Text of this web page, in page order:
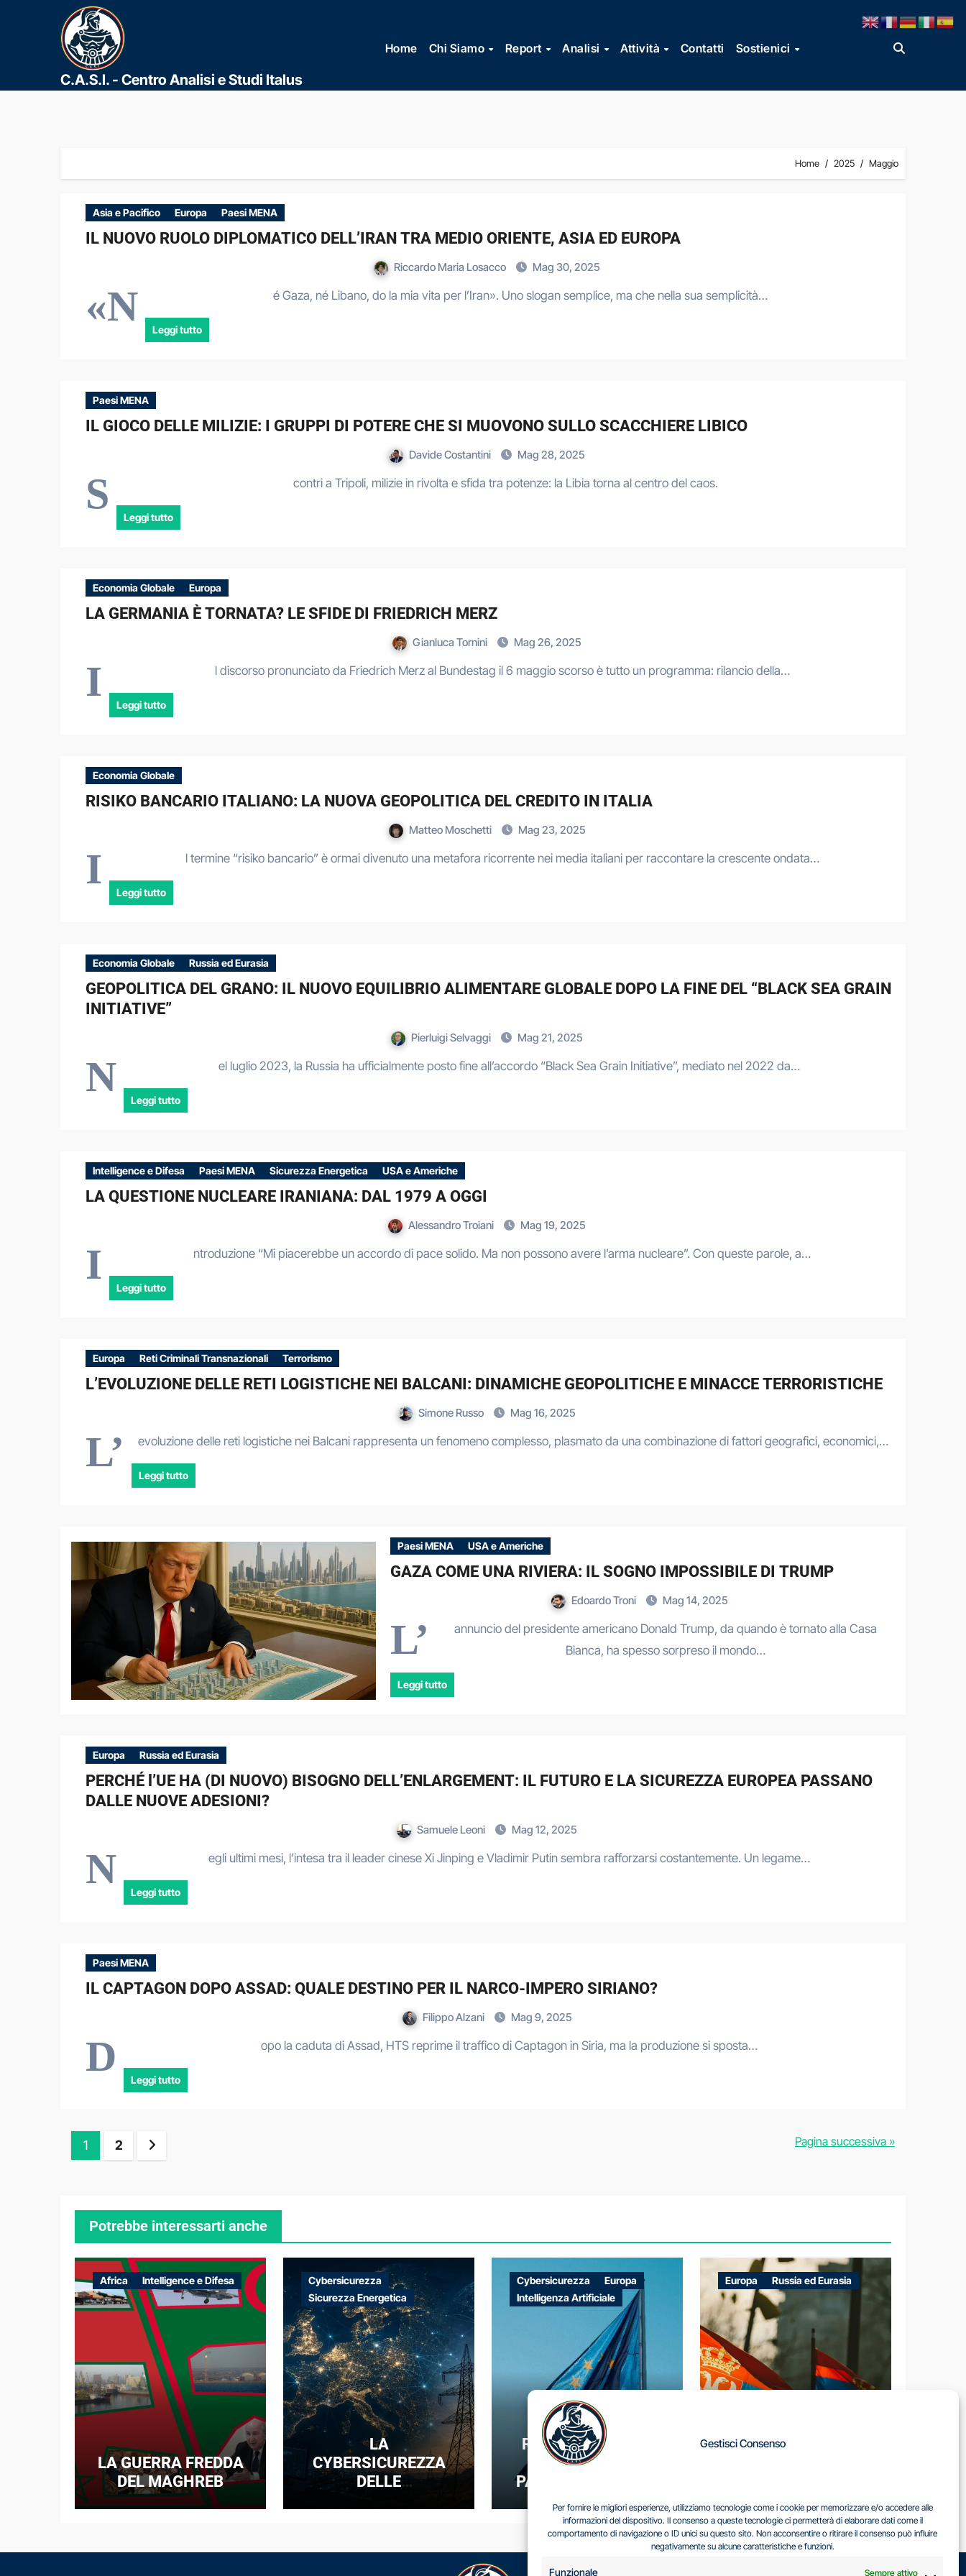
Gestisci Consenso
Per fornire le migliori esperienze, utilizziamo tecnologie come i cookie per memorizzare e/o accedere alle
informazioni del dispositivo. Il consenso a queste tecnologie ci permetterà di elaborare dati come il
comportamento di navigazione o ID unici su questo sito. Non acconsentire o ritirare il consenso può influire
negativamente su alcune caratteristiche e funzioni.
Funzionale Sempre attivo
contenuto
C.A.S.I. - Centro Analisi e Studi Italus
Home Chi Siamo Report Analisi Attività Contatti Sostienici
Home 2025 Maggio
Asia e Pacifico Europa Paesi MENA
IL NUOVO RUOLO DIPLOMATICO DELL’IRAN TRA MEDIO ORIENTE, ASIA ED EUROPA
Riccardo Maria Losacco Mag 30, 2025
«N é Gaza, né Libano, do la mia vita per l’Iran». Uno slogan semplice, ma che nella sua semplicità…
Leggi tutto
Paesi MENA
IL GIOCO DELLE MILIZIE: I GRUPPI DI POTERE CHE SI MUOVONO SULLO SCACCHIERE LIBICO
Davide Costantini Mag 28, 2025
S contri a Tripoli, milizie in rivolta e sfida tra potenze: la Libia torna al centro del caos.
Leggi tutto
Economia Globale Europa
LA GERMANIA È TORNATA? LE SFIDE DI FRIEDRICH MERZ
Gianluca Tornini Mag 26, 2025
I l discorso pronunciato da Friedrich Merz al Bundestag il 6 maggio scorso è tutto un programma: rilancio della…
Leggi tutto
Economia Globale
RISIKO BANCARIO ITALIANO: LA NUOVA GEOPOLITICA DEL CREDITO IN ITALIA
Matteo Moschetti Mag 23, 2025
I l termine “risiko bancario” è ormai divenuto una metafora ricorrente nei media italiani per raccontare la crescente ondata…
Leggi tutto
Economia Globale Russia ed Eurasia
GEOPOLITICA DEL GRANO: IL NUOVO EQUILIBRIO ALIMENTARE GLOBALE DOPO LA FINE DEL “BLACK SEA GRAIN
INITIATIVE”
Pierluigi Selvaggi Mag 21, 2025
N el luglio 2023, la Russia ha ufficialmente posto fine all’accordo “Black Sea Grain Initiative”, mediato nel 2022 da…
Leggi tutto
Intelligence e Difesa Paesi MENA Sicurezza Energetica USA e Americhe
LA QUESTIONE NUCLEARE IRANIANA: DAL 1979 A OGGI
Alessandro Troiani Mag 19, 2025
I ntroduzione “Mi piacerebbe un accordo di pace solido. Ma non possono avere l’arma nucleare”. Con queste parole, a…
Leggi tutto
Europa Reti Criminali Transnazionali Terrorismo
L’EVOLUZIONE DELLE RETI LOGISTICHE NEI BALCANI: DINAMICHE GEOPOLITICHE E MINACCE TERRORISTICHE
Simone Russo Mag 16, 2025
L’ evoluzione delle reti logistiche nei Balcani rappresenta un fenomeno complesso, plasmato da una combinazione di fattori geografici, economici,…
Leggi tutto
Paesi MENA USA e Americhe
GAZA COME UNA RIVIERA: IL SOGNO IMPOSSIBILE DI TRUMP
Edoardo Troni Mag 14, 2025
L’
annuncio del presidente americano Donald Trump, da quando è tornato alla Casa
Bianca, ha spesso sorpreso il mondo…
Leggi tutto
Europa Russia ed Eurasia
PERCHÉ l’UE HA (DI NUOVO) BISOGNO DELL’ENLARGEMENT: IL FUTURO E LA SICUREZZA EUROPEA PASSANO
DALLE NUOVE ADESIONI?
Samuele Leoni Mag 12, 2025
N egli ultimi mesi, l’intesa tra il leader cinese Xi Jinping e Vladimir Putin sembra rafforzarsi costantemente. Un legame…
Leggi tutto
Paesi MENA
IL CAPTAGON DOPO ASSAD: QUALE DESTINO PER IL NARCO-IMPERO SIRIANO?
Filippo Alzani Mag 9, 2025
D opo la caduta di Assad, HTS reprime il traffico di Captagon in Siria, ma la produzione si sposta…
Leggi tutto
Paginazione
articoli
1 2 Pagina successiva »
Potrebbe interessarti anche
Africa Intelligence e Difesa
LA GUERRA FREDDA
DEL MAGHREB
Cybersicurezza
Sicurezza Energetica
LA
CYBERSICUREZZA
DELLE
DELLA
Cybersicurezza
Europa
Intelligenza Artificiale
REGOLARE SENZA
DOMINARE: IL
PARADOSSO DELLA
SOVRANITÀ
DIGITALE EUROPEA
Europa Russia ed Eurasia